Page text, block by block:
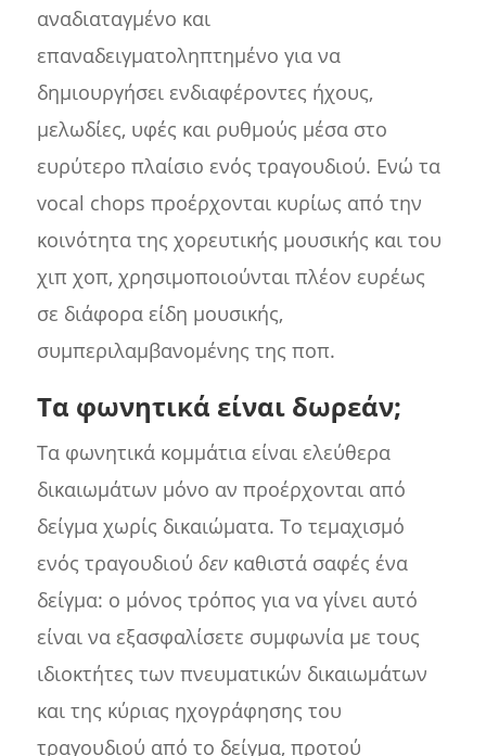
αναδιαταγμένο και
επαναδειγματοληπτημένο για να
δημιουργήσει ενδιαφέροντες ήχους,
μελωδίες, υφές και ρυθμούς μέσα στο
ευρύτερο πλαίσιο ενός τραγουδιού. Ενώ τα
vocal chops προέρχονται κυρίως από την
κοινότητα της χορευτικής μουσικής και του
χιπ χοπ, χρησιμοποιούνται πλέον ευρέως
σε διάφορα είδη μουσικής,
συμπεριλαμβανομένης της ποπ.
Τα φωνητικά είναι δωρεάν;
Τα φωνητικά κομμάτια είναι ελεύθερα
δικαιωμάτων μόνο αν προέρχονται από
δείγμα χωρίς δικαιώματα. Το τεμαχισμό
ενός τραγουδιού δενκαθιστά σαφές ένα
δείγμα: ο μόνος τρόπος για να γίνει αυτό
είναι να εξασφαλίσετε συμφωνία με τους
ιδιοκτήτες των πνευματικών δικαιωμάτων
και της κύριας ηχογράφησης του
τραγουδιού από το δείγμα, προτού